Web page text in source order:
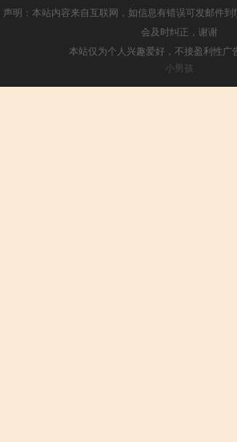
声明：本站内容来自互联网，如信息有错误可发邮件
会及时纠正，谢谢
本站仅为个人兴趣爱好，不接盈利性广
小男孩